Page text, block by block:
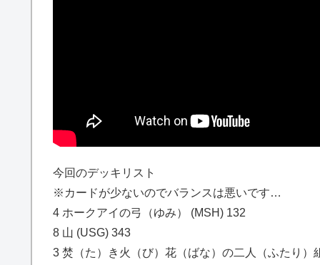
今回のデッキリスト
※カードが少ないのでバランスは悪いです…
4 ホークアイの弓（ゆみ） (MSH) 132
8 山 (USG) 343
3 焚（た）き火（び）花（ばな）の二人（ふたり）